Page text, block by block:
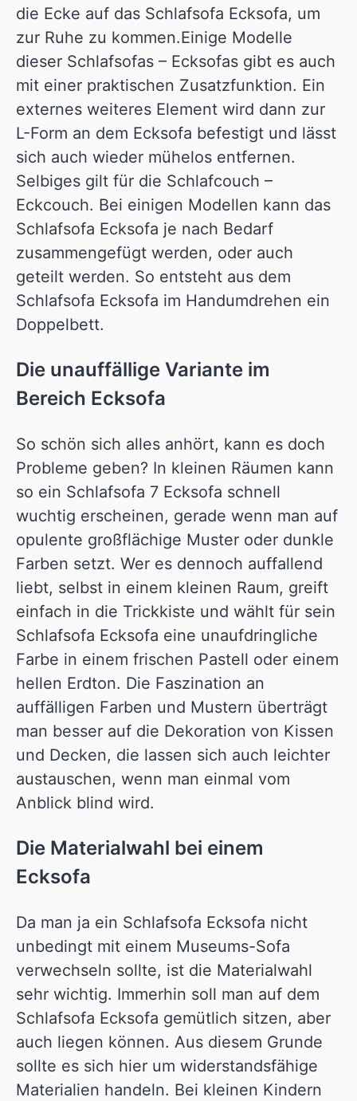
die Ecke auf das Schlafsofa Ecksofa, um
zur Ruhe zu kommen.Einige Modelle
dieser Schlafsofas – Ecksofas gibt es auch
mit einer praktischen Zusatzfunktion. Ein
externes weiteres Element wird dann zur
L-Form an dem Ecksofa befestigt und lässt
sich auch wieder mühelos entfernen.
Selbiges gilt für die Schlafcouch –
Eckcouch. Bei einigen Modellen kann das
Schlafsofa Ecksofa je nach Bedarf
zusammengefügt werden, oder auch
geteilt werden. So entsteht aus dem
Schlafsofa Ecksofa im Handumdrehen ein
Doppelbett.
Die unauffällige Variante im
Bereich Ecksofa
So schön sich alles anhört, kann es doch
Probleme geben? In kleinen Räumen kann
so ein Schlafsofa 7 Ecksofa schnell
wuchtig erscheinen, gerade wenn man auf
opulente großflächige Muster oder dunkle
Farben setzt. Wer es dennoch auffallend
liebt, selbst in einem kleinen Raum, greift
einfach in die Trickkiste und wählt für sein
Schlafsofa Ecksofa eine unaufdringliche
Farbe in einem frischen Pastell oder einem
hellen Erdton. Die Faszination an
auffälligen Farben und Mustern überträgt
man besser auf die Dekoration von Kissen
und Decken, die lassen sich auch leichter
austauschen, wenn man einmal vom
Anblick blind wird.
Die Materialwahl bei einem
Ecksofa
Da man ja ein Schlafsofa Ecksofa nicht
unbedingt mit einem Museums-Sofa
verwechseln sollte, ist die Materialwahl
sehr wichtig. Immerhin soll man auf dem
Schlafsofa Ecksofa gemütlich sitzen, aber
auch liegen können. Aus diesem Grunde
sollte es sich hier um widerstandsfähige
Materialien handeln. Bei kleinen Kindern